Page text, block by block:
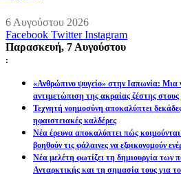
6 Αυγούστου 2026
Facebook Twitter Instagram
Παρασκευή, 7 Αυγούστου
:
«Ανθρώπινο ψυγείο» στην Ιαπωνία: Μια
αντιμετώπιση της ακραίας ζέστης
Τεχνητή νοημοσύνη αποκαλύπτει
ηφαιστειακές καλδέρες
Νέα έρευνα αποκαλύπτει πώς
βοηθούν τις φάλαινες να εξοικονομούν
Νέα μελέτη φωτίζει τη δημιουργία των
Ανταρκτικής και τη σημασία τους για